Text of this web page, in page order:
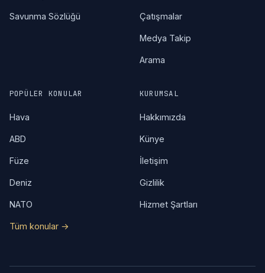
Savunma Sözlüğü Çatışmalar
Medya Takip
Arama
POPÜLER KONULAR
Hava
ABD
Füze
Deniz
NATO
Tüm konular →
KURUMSAL
Hakkımızda
Künye
İletişim
Gizlilik
Hizmet Şartları